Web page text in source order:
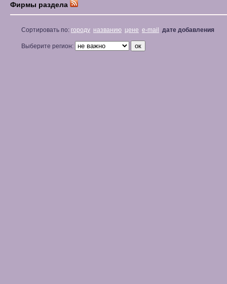
Фирмы раздела
Сортировать по: городу названию цене e-mail дате добавления
Выберите регион: